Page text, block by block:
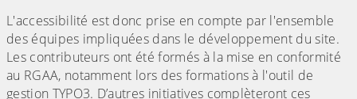
L'accessibilité est donc prise en compte par l'ensemble
des équipes impliquées dans le développement du site.
Les contributeurs ont été formés à la mise en conformité
au RGAA, notamment lors des formations à l'outil de
gestion TYPO3. D’autres initiatives complèteront ces